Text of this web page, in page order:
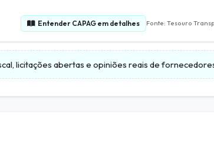
Entender CAPAG em detalhes Fonte: Tesouro
licitações abertas e opiniões reais de